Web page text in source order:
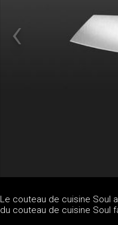
Le couteau de cuisine Soul
du couteau de cuisine Soul